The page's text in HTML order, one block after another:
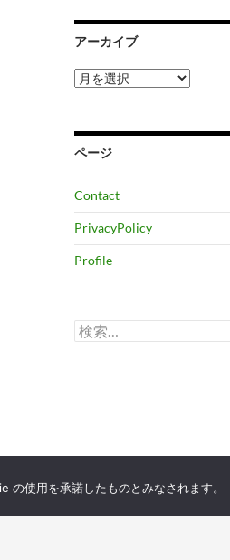
アーカイブ
ア
ー
ブ
ページ
Contact
PrivacyPolicy
Profile
検
索:
使用を承諾したものとみなされます。